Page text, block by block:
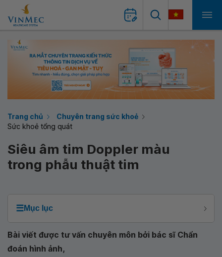
Trang chủ
Chuyên trang sức khoẻ
Sức khoẻ tổng quát
Siêu âm tim Doppler màu
trong phẫu thuật tim
☰Mục lục
Bài viết được tư vấn chuyên môn bởi bác sĩ Chẩn
đoán hình ảnh,